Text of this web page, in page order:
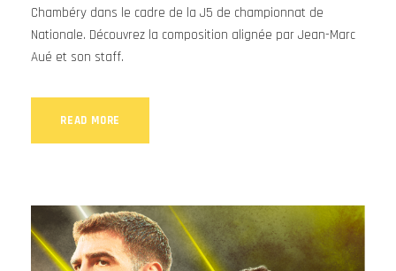
Chambéry dans le cadre de la J5 de championnat de
Nationale. Découvrez la composition alignée par Jean-Marc
Aué et son staff.
READ MORE